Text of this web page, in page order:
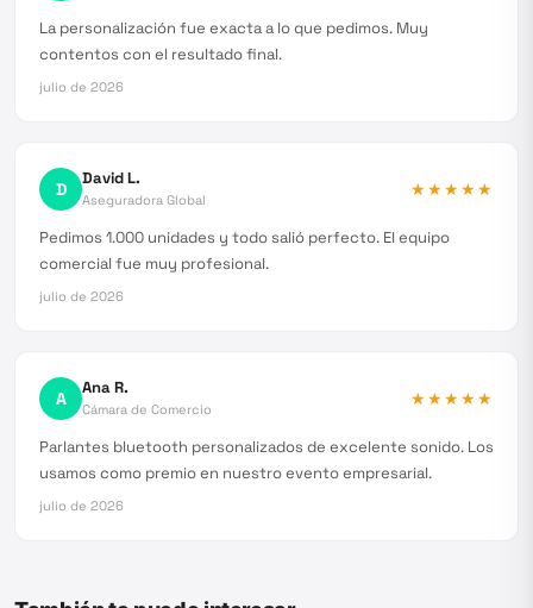
La personalización fue exacta a lo que pedimos. Muy
contentos con el resultado final.
julio de 2026
D David L.
Aseguradora Global
★★★★★
Pedimos 1.000 unidades y todo salió perfecto. El equipo
comercial fue muy profesional.
julio de 2026
A Ana R.
Cámara de Comercio
★★★★★
Parlantes bluetooth personalizados de excelente sonido. Los
usamos como premio en nuestro evento empresarial.
julio de 2026